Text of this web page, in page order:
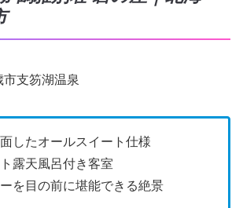
支笏湖温泉
したオールスイート仕様
露天風呂付き客室
ーを目の前に堪能できる絶景